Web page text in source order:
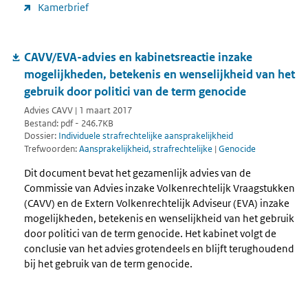
Kamerbrief
CAVV/EVA-advies en kabinetsreactie inzake
mogelijkheden, betekenis en wenselijkheid van het
gebruik door politici van de term genocide
Advies CAVV | 1 maart 2017
Bestand: pdf - 246.7KB
Dossier: Individuele strafrechtelijke aansprakelijkheid
Trefwoorden:Aansprakelijkheid, strafrechtelijke | Genocide
Dit document bevat het gezamenlijk advies van de
Commissie van Advies inzake Volkenrechtelijk Vraagstukken
(CAVV) en de Extern Volkenrechtelijk Adviseur (EVA) inzake
mogelijkheden, betekenis en wenselijkheid van het gebruik
door politici van de term genocide. Het kabinet volgt de
conclusie van het advies grotendeels en blijft terughoudend
bij het gebruik van de term genocide.